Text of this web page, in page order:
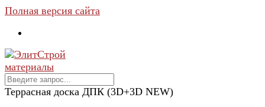
Полная версия сайта
Террасная доска ДПК (3D+3D NEW)